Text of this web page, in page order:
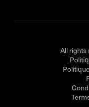
All rights